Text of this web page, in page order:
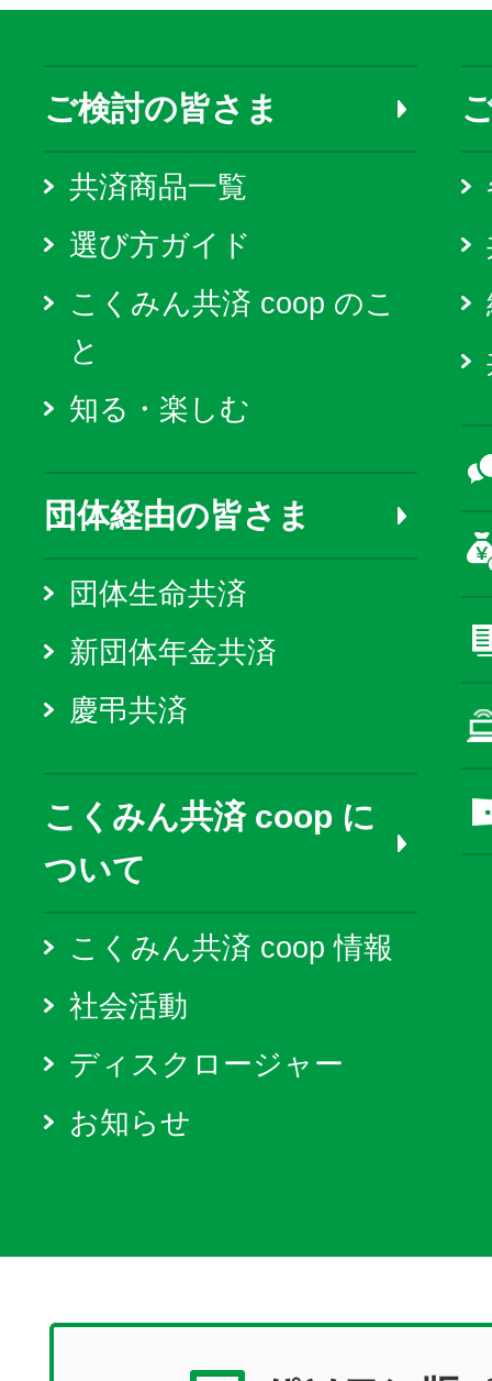
ご検討の皆さま
共済商品一覧
選び方ガイド
こくみん共済 coop のこ
と
知る・楽しむ
団体経由の皆さま
団体生命共済
新団体年金共済
慶弔共済
こくみん共済 coop に
ついて
こくみん共済 coop 情報
社会活動
ディスクロージャー
お知らせ